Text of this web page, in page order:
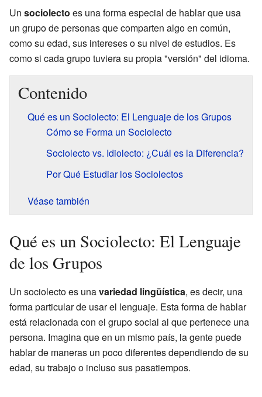
Un sociolecto es una forma especial de hablar que usa
un grupo de personas que comparten algo en común,
como su edad, sus intereses o su nivel de estudios. Es
como si cada grupo tuviera su propia "versión" del idioma.
Contenido
Qué es un Sociolecto: El Lenguaje de los Grupos
Cómo se Forma un Sociolecto
Sociolecto vs. Idiolecto: ¿Cuál es la Diferencia?
Por Qué Estudiar los Sociolectos
Véase también
Qué es un Sociolecto: El Lenguaje
de los Grupos
Un sociolecto es unavariedad lingüística, es decir, una
forma particular de usar el lenguaje. Esta forma de hablar
está relacionada con el grupo social al que pertenece una
persona. Imagina que en un mismo país, la gente puede
hablar de maneras un poco diferentes dependiendo de su
edad, su trabajo o incluso sus pasatiempos.